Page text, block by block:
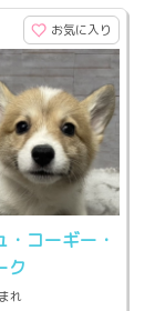
お気に入り
・コーギー・
ク
れ